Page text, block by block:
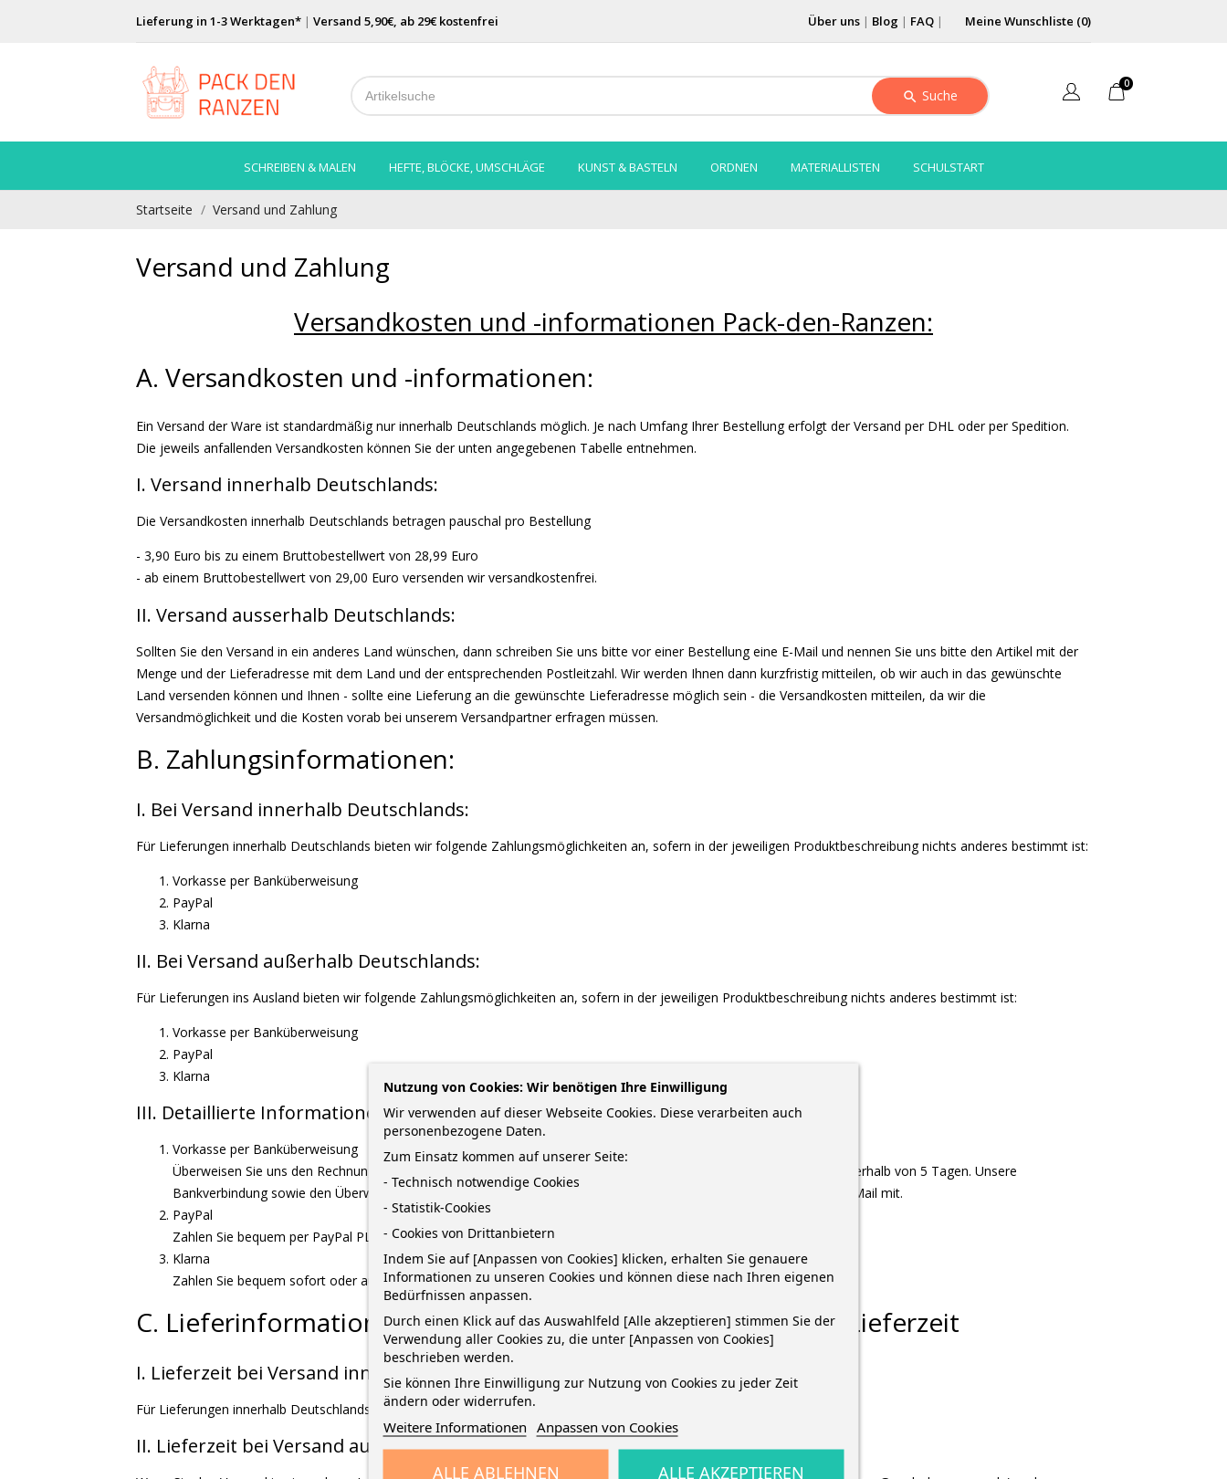
Lieferung in 1-3 Werktagen* |Versand 5,90€, ab 29€ kostenfrei Über uns| Blog | FAQ| Meine Wunschliste (0)
Suche
0
SCHREIBEN & MALEN HEFTE, BLÖCKE, UMSCHLÄGE KUNST & BASTELN ORDNEN MATERIALLISTEN SCHULSTART
Startseite Versand und Zahlung
Versand und Zahlung
Versandkosten und -informationen Pack-den-Ranzen:
A. Versandkosten und -informationen:
Ein Versand der Ware ist standardmäßig nur innerhalb Deutschlands möglich. Je nach Umfang Ihrer Bestellung erfolgt der Versand per DHL oder per Spedition.
Die jeweils anfallenden Versandkosten können Sie der unten angegebenen Tabelle entnehmen.
I. Versand innerhalb Deutschlands:
Die Versandkosten innerhalb Deutschlands betragen pauschal pro Bestellung
- 3,90 Euro bis zu einem Bruttobestellwert von 28,99 Euro
- ab einem Bruttobestellwert von 29,00 Euro versenden wir versandkostenfrei.
II. Versand ausserhalb Deutschlands:
Sollten Sie den Versand in ein anderes Land wünschen, dann schreiben Sie uns bitte vor einer Bestellung eine E-Mail und nennen Sie uns bitte den Artikel mit der
Menge und der Lieferadresse mit dem Land und der entsprechenden Postleitzahl. Wir werden Ihnen dann kurzfristig mitteilen, ob wir auch in das gewünschte
Land versenden können und Ihnen - sollte eine Lieferung an die gewünschte Lieferadresse möglich sein - die Versandkosten mitteilen, da wir die
Versandmöglichkeit und die Kosten vorab bei unserem Versandpartner erfragen müssen.
B. Zahlungsinformationen:
I. Bei Versand innerhalb Deutschlands:
Für Lieferungen innerhalb Deutschlands bieten wir folgende Zahlungsmöglichkeiten an, sofern in der jeweiligen Produktbeschreibung nichts anderes bestimmt ist:
Vorkasse per Banküberweisung
PayPal
Klarna
II. Bei Versand außerhalb Deutschlands:
Für Lieferungen ins Ausland bieten wir folgende Zahlungsmöglichkeiten an, sofern in der jeweiligen Produktbeschreibung nichts anderes bestimmt ist:
Vorkasse per Banküberweisung
PayPal
Klarna
III. Detaillierte Informationen zu den einzelnen Zahlungsmöglichkeiten
Vorkasse per Banküberweisung
Überweisen Sie uns den Rechnungsbetrag unter Angabe des Verwendungszwecks bequem auf unser Bankkonto innerhalb von 5 Tagen. Unsere
Bankverbindung sowie den Überweisungszweck teilen wir Ihnen im Rahmen der Bestellabwicklung gesondert per E-Mail mit.
PayPal
Zahlen Sie bequem per PayPal PLUS (PayPal, Lastschrift, Überweisung, Kreditkarte).
Klarna
Zahlen Sie bequem sofort oder auf Rechnung
C. Lieferinformationen: Informationen zur Berechnung der Lieferzeit
I. Lieferzeit bei Versand innerhalb Deutschlands
Für Lieferungen innerhalb Deutschlands gelten die auf der Artikelseite sowie im Bestellprozess angegebenen Lieferzeiten.
II. Lieferzeit bei Versand außerhalb Deutschlands
Nutzung von Cookies: Wir benötigen Ihre Einwilligung
Wir verwenden auf dieser Webseite Cookies. Diese verarbeiten auch
personenbezogene Daten.
Zum Einsatz kommen auf unserer Seite:
- Technisch notwendige Cookies
- Statistik-Cookies
- Cookies von Drittanbietern
Indem Sie auf [Anpassen von Cookies] klicken, erhalten Sie genauere
Informationen zu unseren Cookies und können diese nach Ihren eigenen
Bedürfnissen anpassen.
Durch einen Klick auf das Auswahlfeld [Alle akzeptieren] stimmen Sie der
Verwendung aller Cookies zu, die unter [Anpassen von Cookies]
beschrieben werden.
Sie können Ihre Einwilligung zur Nutzung von Cookies zu jeder Zeit
ändern oder widerrufen.
Weitere Informationen Anpassen von Cookies
ALLE ABLEHNEN ALLE AKZEPTIEREN